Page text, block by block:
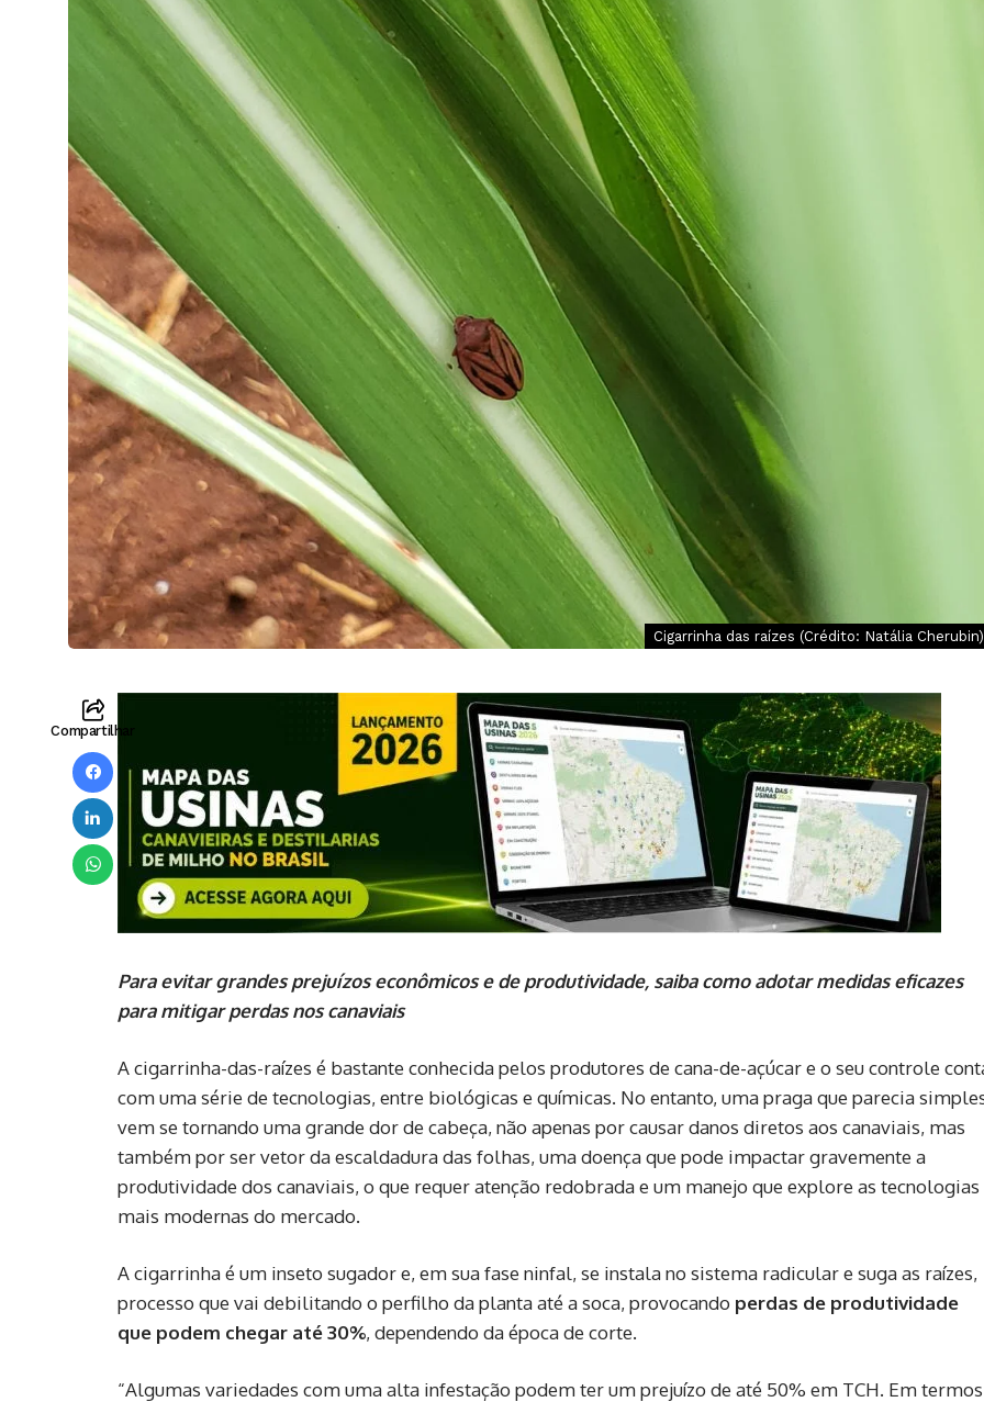
Cigarrinha das raízes (Crédito: Natália Cherubin)
Compartilhar
Para evitar grandes prejuízos econômicos e de produtividade, saiba como adotar medidas eficazes
para mitigar perdas nos canaviais
A cigarrinha-das-raízes é bastante conhecida pelos produtores de cana-de-açúcar e o seu controle
com uma série de tecnologias, entre biológicas e químicas. No entanto, uma praga que parecia
vem se tornando uma grande dor de cabeça, não apenas por causar danos diretos aos canaviais, mas
também por ser vetor da escaldadura das folhas, uma doença que pode impactar gravemente a
produtividade dos canaviais, o que requer atenção redobrada e um manejo que explore as tecnologias
mais modernas do mercado.
A cigarrinha é um inseto sugador e, em sua fase ninfal, se instala no sistema radicular e suga as raízes,
processo que vai debilitando o perfilho da planta até a soca, provocando perdas de produtividade
que podem chegar até 30%, dependendo da época de corte.
“Algumas variedades com uma alta infestação podem ter um prejuízo de até 50% em TCH. Em termos